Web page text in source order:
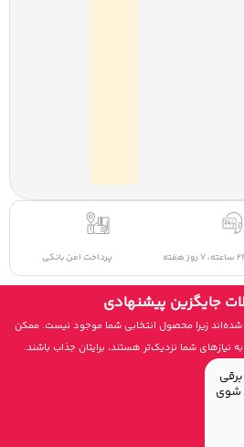
پرداخت امن بانکی
جایگزین پیشنهادی
زیرا محصول انتخابی شما موجود نیست. ممکن
شما نزدیک‌تر هستند، برایتان جذاب باشند.
شوی